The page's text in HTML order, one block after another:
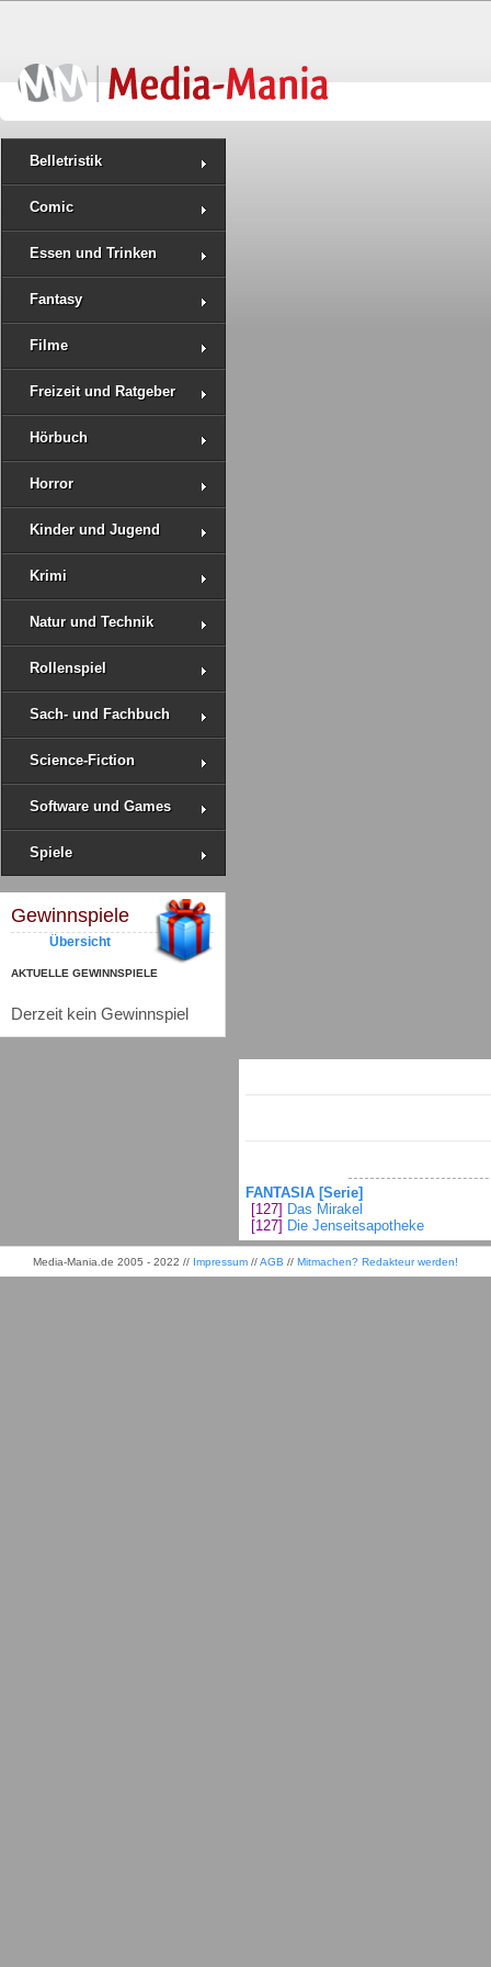
Belletristik
Comic
Essen und Trinken
Fantasy
Filme
Freizeit und Ratgeber
Hörbuch
Horror
Kinder und Jugend
Krimi
Natur und Technik
Rollenspiel
Sach- und Fachbuch
Science-Fiction
Software und Games
Spiele
Gewinnspiele
Übersicht
AKTUELLE GEWINNSPIELE
Derzeit kein Gewinnspiel
FANTASIA [Serie]
[127] Das Mirakel
[127] Die Jenseitsapotheke
Media-Mania.de 2005 - 2022 // Impressum //AGB // Mitmachen? Redakteur werden!